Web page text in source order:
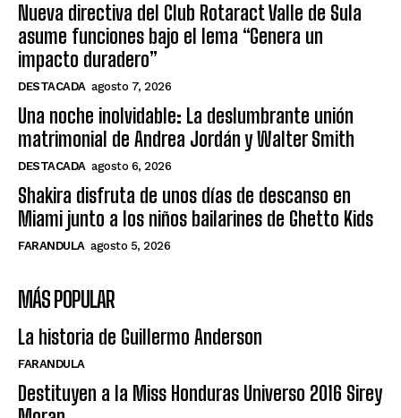
Nueva directiva del Club Rotaract Valle de Sula
asume funciones bajo el lema “Genera un
impacto duradero”
DESTACADA agosto 7, 2026
Una noche inolvidable: La deslumbrante unión
matrimonial de Andrea Jordán y Walter Smith
DESTACADA agosto 6, 2026
Shakira disfruta de unos días de descanso en
Miami junto a los niños bailarines de Ghetto Kids
FARANDULA agosto 5, 2026
MÁS POPULAR
La historia de Guillermo Anderson
FARANDULA
Destituyen a la Miss Honduras Universo 2016 Sirey